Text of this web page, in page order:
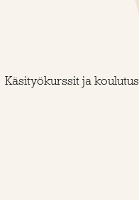
Käsityökurssit ja koulutus